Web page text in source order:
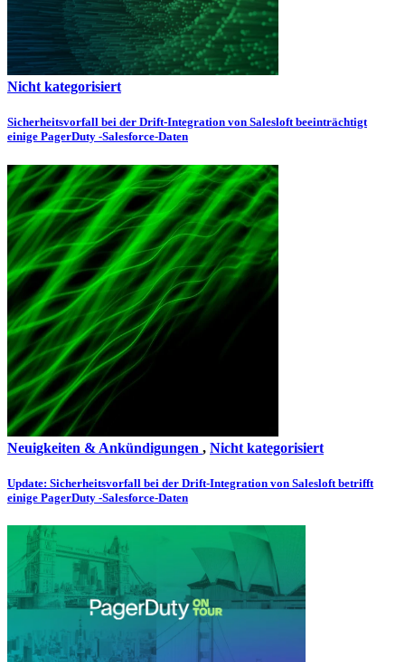
Nicht kategorisiert
Sicherheitsvorfall bei der Drift-Integration von Salesloft beeinträchtigt
einige PagerDuty -Salesforce-Daten
Neuigkeiten & Ankündigungen , Nicht kategorisiert
Update: Sicherheitsvorfall bei der Drift-Integration von Salesloft betrifft
einige PagerDuty -Salesforce-Daten